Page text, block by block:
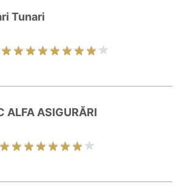
Tunari
ALFA ASIGURĂRI